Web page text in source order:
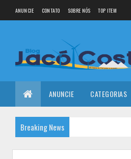
ANUNCIE CONTATO SOBRE NÓS TOP ITEM
ANUNCIE CATEGORIAS
Breaking News